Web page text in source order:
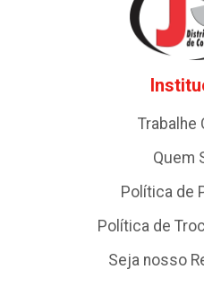
Trabalhe
Quem
Política de
Política de
Seja nosso